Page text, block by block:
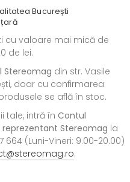
București
cu valoare mai mică de
de lei.
Stereomag din str. Vasile
doar cu confirmarea
se află în stoc.
tale, intră în Contul
reprezentant Stereomag la
(Luni-Vineri: 9.00-20.00)
.